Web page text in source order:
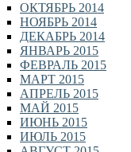
ОКТЯБРЬ 2014
НОЯБРЬ 2014
ДЕКАБРЬ 2014
ЯНВАРЬ 2015
ФЕВРАЛЬ 2015
МАРТ 2015
АПРЕЛЬ 2015
МАЙ 2015
ИЮНЬ 2015
ИЮЛЬ 2015